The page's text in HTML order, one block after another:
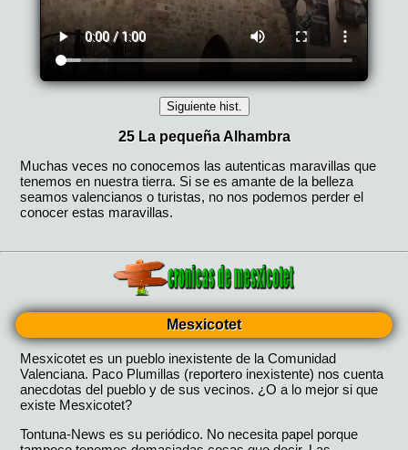
Mesxicotet
Mesxicotet es un pueblo inexistente de la Comunidad
Valenciana. Paco Plumillas (reportero inexistente) nos cuenta
anecdotas del pueblo y de sus vecinos. ¿O a lo mejor si que
existe Mesxicotet?
Tontuna-News es su periódico. No necesita papel porque